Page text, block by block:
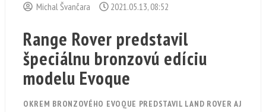
Michal Švančara 2021.05.13, 08:52
Range Rover predstavil
špeciálnu bronzovú edíciu
modelu Evoque
OKREM BRONZOVÉHO EVOQUE PREDSTAVIL LAND ROVER AJ